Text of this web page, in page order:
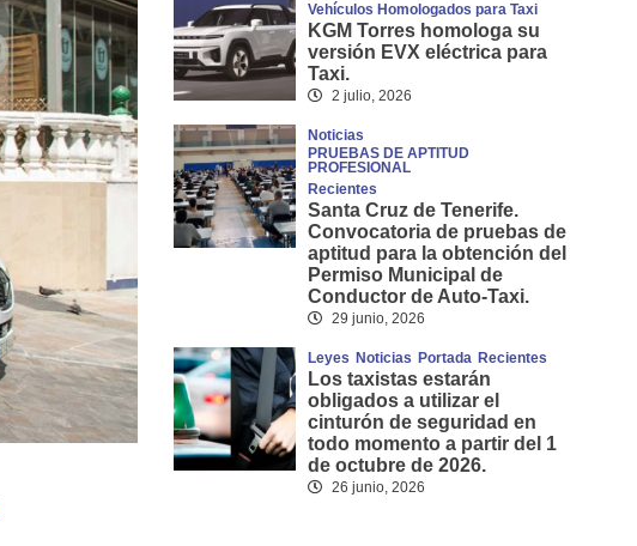
Vehículos Homologados para Taxi
KGM Torres homologa su
versión EVX eléctrica para
Taxi.
2 julio, 2026
Noticias
PRUEBAS DE APTITUD
PROFESIONAL
Recientes
Santa Cruz de Tenerife.
Convocatoria de pruebas de
aptitud para la obtención del
Permiso Municipal de
Conductor de Auto-Taxi.
29 junio, 2026
Leyes Noticias Portada Recientes
Los taxistas estarán
obligados a utilizar el
cinturón de seguridad en
todo momento a partir del 1
de octubre de 2026.
26 junio, 2026